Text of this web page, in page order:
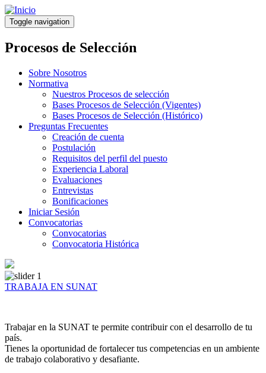
Pasar
al
contenido
principal
Toggle navigation
Procesos de Selección
Sobre Nosotros
Normativa
Nuestros Procesos de selección
Bases Procesos de Selección (Vigentes)
Bases Procesos de Selección (Histórico)
Preguntas Frecuentes
Creación de cuenta
Postulación
Requisitos del perfil del puesto
Experiencia Laboral
Evaluaciones
Entrevistas
Bonificaciones
Iniciar Sesión
Convocatorias
Convocatorias
Convocatoria Histórica
TRABAJA EN SUNAT
Trabajar en la SUNAT te permite contribuir con el desarrollo de tu
país.
Tienes la oportunidad de fortalecer tus competencias en un ambiente
de trabajo colaborativo y desafiante.